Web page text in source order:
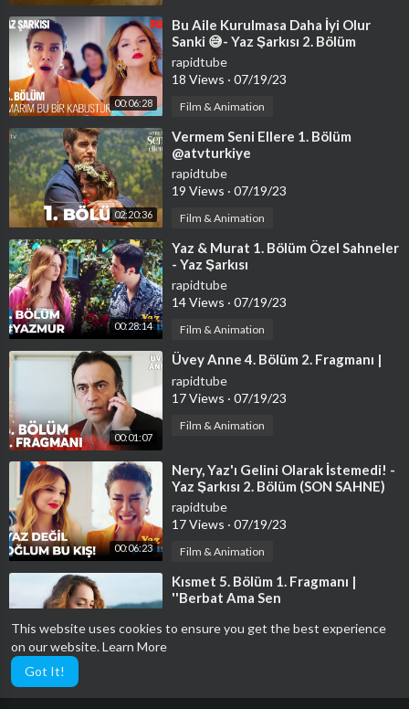
This website uses cookies to ensure you get the best experience
on our website.Learn More
Got It!
00:06:28
⁣Bu Aile Kurulmasa Daha İyi Olur
Sanki 😅- Yaz Şarkısı 2. Bölüm
rapidtube
18 Views · 07/19/23
Film & Animation
02:20:36
⁣Vermem Seni Ellere 1. Bölüm
@atvturkiye
rapidtube
19 Views · 07/19/23
Film & Animation
00:28:14
⁣Yaz & Murat 1. Bölüm Özel Sahneler
- Yaz Şarkısı
rapidtube
14 Views · 07/19/23
Film & Animation
00:01:07
⁣Üvey Anne 4. Bölüm 2. Fragmanı |
rapidtube
17 Views · 07/19/23
Film & Animation
00:06:23
⁣Nery, Yaz'ı Gelini Olarak İstemedi! -
Yaz Şarkısı 2. Bölüm (SON SAHNE)
rapidtube
17 Views · 07/19/23
Film & Animation
⁣Kısmet 5. Bölüm 1. Fragmanı |
''Berbat Ama Sen
11 Views·07/19/23